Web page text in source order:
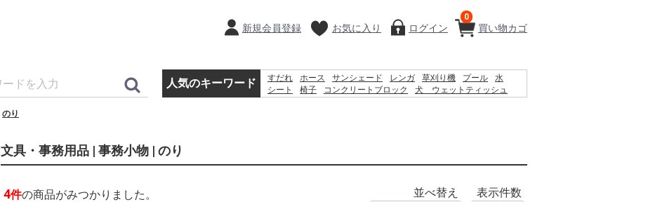
買い物カゴ
0
新規会員登録 お気に入り ログイン
人気のキーワード すだれ ホース サンシェード レンガ 草刈り機 プール
水
シート
椅子 コンクリートブロック
犬 ウェットティッシュ
のり
文具・事務用品 | 事務小物 | のり
4件の商品がみつかりました。 並べ替え 表示件数